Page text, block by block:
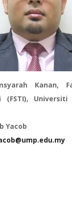
Kanan,
(FSTI), Universiti
Yacob